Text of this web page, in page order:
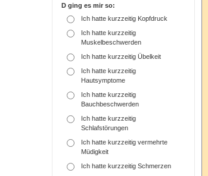
D ging es mir so:
Ich hatte kurzzeitig Kopfdruck
Ich hatte kurzzeitig
Muskelbeschwerden
Ich hatte kurzzeitig Übelkeit
Ich hatte kurzzeitig
Hautsymptome
Ich hatte kurzzeitig
Bauchbeschwerden
Ich hatte kurzzeitig
Schlafstörungen
Ich hatte kurzzeitig vermehrte
Müdigkeit
Ich hatte kurzzeitig Schmerzen